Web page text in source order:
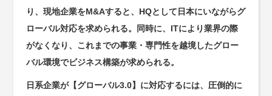
り、現地企業をM&Aすると、HQとして日本にいながらグ
ローバル対応を求められる。同時に、ITにより業界の際
がなくなり、これまでの事業・専門性を越境したグロー
バル環境でビジネス構築が求められる。
日系企業が【グローバル3.0】に対応するには、圧倒的に